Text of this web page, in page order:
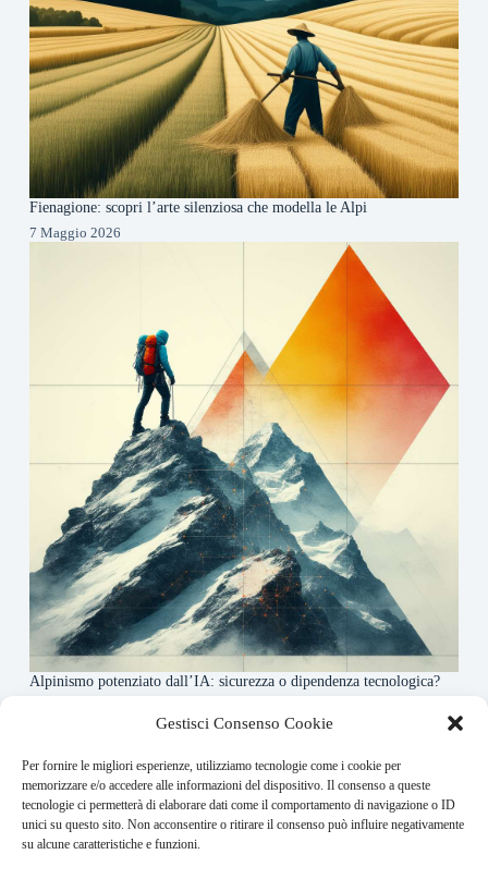
Gestisci Consenso Cookie
Per fornire le migliori esperienze, utilizziamo tecnologie come i cookie per
memorizzare e/o accedere alle informazioni del dispositivo. Il consenso a queste
tecnologie ci permetterà di elaborare dati come il comportamento di navigazione o ID
unici su questo sito. Non acconsentire o ritirare il consenso può influire negativamente
su alcune caratteristiche e funzioni.
Fienagione: scopri l’arte silenziosa che modella le Alpi
7 Maggio 2026
Alpinismo potenziato dall’IA: sicurezza o dipendenza tecnologica?
About this website
Rivistadellamontagna.it ogni giorno trova per te le principali
notizie su montagna trekking e alpinismo da tutto il mondo.